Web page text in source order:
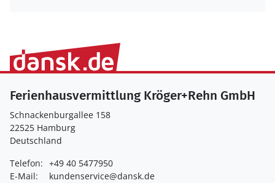
Ferienhausvermittlung Kröger+Rehn GmbH
Schnackenburgallee 158
22525 Hamburg
Deutschland
Telefon: +49 40 5477950
E-Mail:
kundenservice@dansk.de